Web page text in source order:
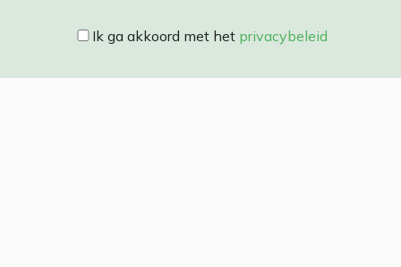
Ik ga akkoord met het privacybeleid